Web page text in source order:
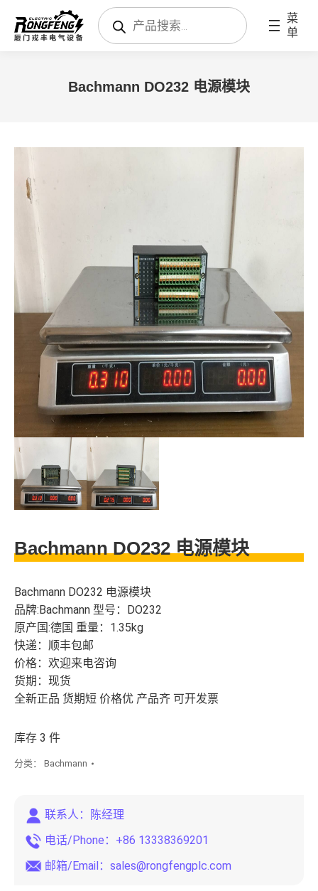
菜
单
搜
索
产
品
Bachmann DO232 电源模块
Bachmann DO232 电源模块
Bachmann DO232 电源模块
品牌:Bachmann 型号：DO232
原产国:德国 重量：1.35kg
快递：顺丰包邮
价格：欢迎来电咨询
货期：现货
全新正品 货期短 价格优 产品齐 可开发票
库存 3 件
分类： Bachmann
联系人：陈经理
电话/Phone：+86 13338369201
邮箱/Email： sales@rongfengplc.com